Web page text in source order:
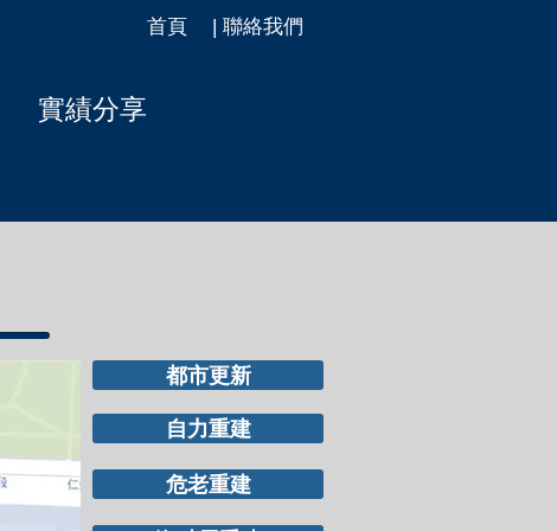
首頁 | 聯絡我們
實績分享
都市更新
自力重建
危老重建